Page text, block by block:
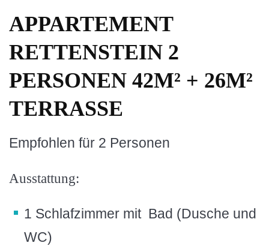
APPARTEMENT
RETTENSTEIN 2
PERSONEN 42M² + 26M²
TERRASSE
Empfohlen für 2 Personen
Ausstattung:
1 Schlafzimmer mit Bad (Dusche und
WC)